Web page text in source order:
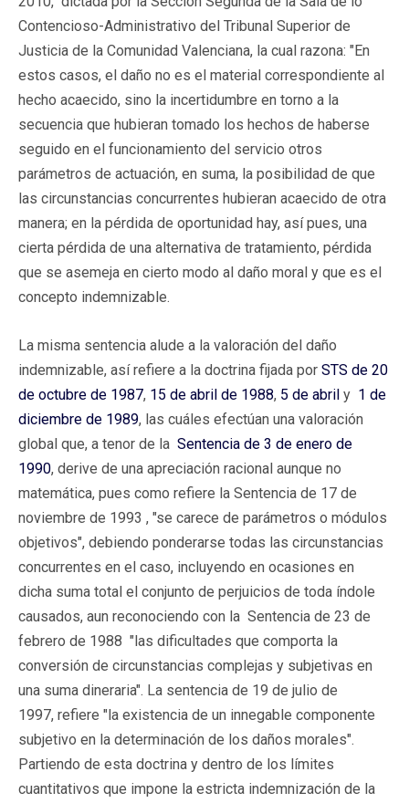
Contencioso-Administrativo del Tribunal Superior de
Justicia de la Comunidad Valenciana, la cual razona: "En
estos casos, el daño no es el material correspondiente al
hecho acaecido, sino la incertidumbre en torno a la
secuencia que hubieran tomado los hechos de haberse
seguido en el funcionamiento del servicio otros
parámetros de actuación, en suma, la posibilidad de que
las circunstancias concurrentes hubieran acaecido de otra
manera; en la pérdida de oportunidad hay, así pues, una
cierta pérdida de una alternativa de tratamiento, pérdida
que se asemeja en cierto modo al daño moral y que es el
concepto indemnizable.
La misma sentencia alude a la valoración del daño
indemnizable, así refiere a la doctrina fijada por STS de 20
de octubre de 1987, 15 de abril de 1988, 5 de abril y 1 de
diciembre de 1989, las cuáles efectúan una valoración
global que, a tenor de la Sentencia de 3 de enero de
1990, derive de una apreciación racional aunque no
matemática, pues como refiere la Sentencia de 17 de
noviembre de 1993 , "se carece de parámetros o módulos
objetivos", debiendo ponderarse todas las circunstancias
concurrentes en el caso, incluyendo en ocasiones en
dicha suma total el conjunto de perjuicios de toda índole
causados, aun reconociendo con la Sentencia de 23 de
febrero de 1988 "las dificultades que comporta la
conversión de circunstancias complejas y subjetivas en
una suma dineraria". La sentencia de 19 de julio de
1997, refiere "la existencia de un innegable componente
subjetivo en la determinación de los daños morales".
Partiendo de esta doctrina y dentro de los límites
cuantitativos que impone la estricta indemnización de la